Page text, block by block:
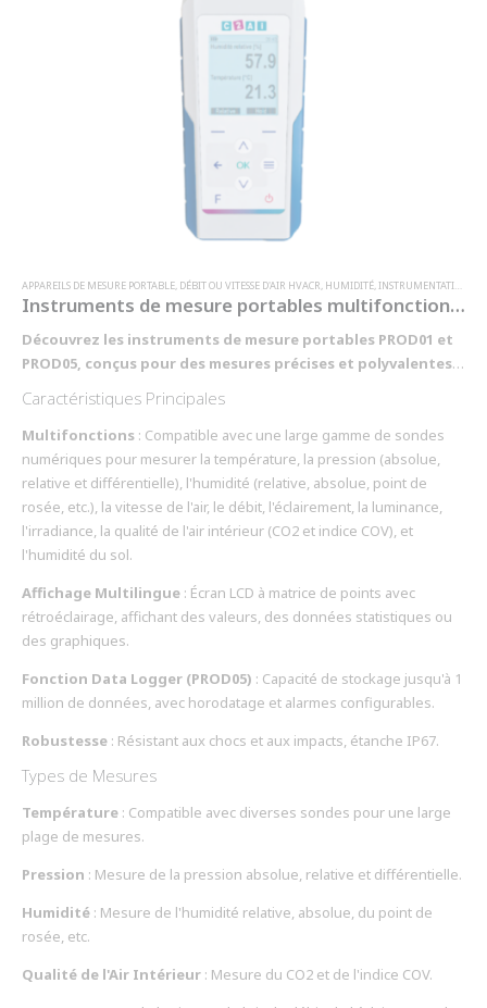
APPAREILS DE MESURE PORTABLE, DÉBIT OU VITESSE D'AIR HVACR, HUMIDITÉ,INSTRUMENTATION
Instruments de mesure portables multifonctions pour sondes numériques série Dx - PROD01 / PROD05
Découvrez les instruments de mesure portables PROD01 et
PROD05, conçus pour des mesures précises et polyvalentes
professionnelles.
Les instruments PROD01 et PROD05
parfaits pour des mesures de haute précision dans divers
environnements. Leur construction robuste et leurs fonctionnalités
avancées en font des outils fiables et durables.
Caractéristiques Principales
Multifonctions : Compatible avec une large gamme de sondes
numériques pour mesurer la température, la pression (absolue,
relative et différentielle), l'humidité (relative, absolue, point de
rosée, etc.), la vitesse de l'air, le débit, l'éclairement, la luminance,
l'irradiance, la qualité de l'air intérieur (CO2 et indice COV), et
l'humidité du sol.
Affichage Multilingue : Écran LCD à matrice de points avec
rétroéclairage, affichant des valeurs, des données statistiques ou
des graphiques.
Fonction Data Logger (PROD05) : Capacité de stockage jusqu'à 1
million de données, avec horodatage et alarmes configurables.
Robustesse : Résistant aux chocs et aux impacts, étanche IP67.
Types de Mesures
Température : Compatible avec diverses sondes pour une large
plage de mesures.
Pression : Mesure de la pression absolue, relative et différentielle.
Humidité : Mesure de l'humidité relative, absolue, du point de
rosée, etc.
Qualité de l'Air Intérieur : Mesure du CO2 et de l'indice COV.